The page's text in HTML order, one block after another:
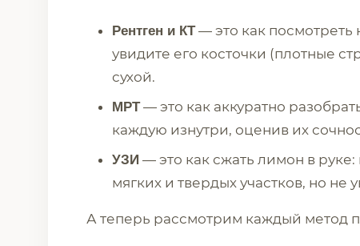
Рентген и КТ— это как
увидите его косточки (плотные
сухой.
МРТ— это как аккуратно
каждую изнутри, оценив их
УЗИ — это как сжать лимон в руке:
мягких и твердых участков, но не
А теперь рассмотрим каждый метод